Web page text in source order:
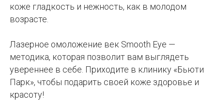
коже гладкость и нежность, как в молодом
возрасте.
Лазерное омоложение век Smooth Eye —
методика, которая позволит вам выглядеть
увереннее в себе. Приходите в клинику «Бьюти
Парк», чтобы подарить своей коже здоровье и
красоту!